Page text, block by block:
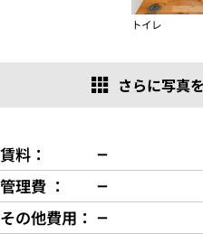
トイレ
さらに写真
賃料 −
管理費 −
その他費用 −